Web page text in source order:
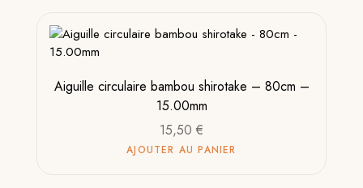
Aiguille circulaire bambou shirotake – 80cm –
15.00mm
15,50 €
AJOUTER AU PANIER